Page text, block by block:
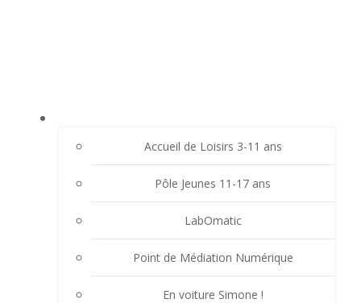
Accueil de Loisirs 3-11 ans
Pôle Jeunes 11-17 ans
LabOmatic
Point de Médiation Numérique
En voiture Simone !